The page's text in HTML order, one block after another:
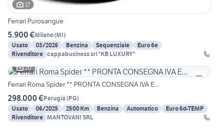
17
Ferrari Purosangue
5.900 €Milano(MI)
Usato
03/2026 Benzina Sequenziale
Euro 6e
Rivenditore
cappabusiness srl "KB LUXURY"
20
Ferrari Roma Spider ** PRONTA CONSEGNA IVA E...
298.000 €Perugia (PG)
Usato
06/2025 2500 Km Benzina Automatico
Euro 6d-TEMP
Rivenditore MANTOVANI SRL